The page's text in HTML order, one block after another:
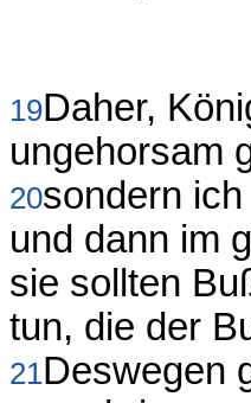
19Daher,
ungehorsam
20sondern
und dann im
sie sollten
tun, die der
21Deswegen